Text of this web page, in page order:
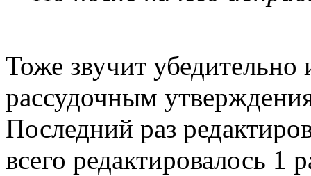
Тоже звучит
рассудочным
Последний раз
всего редактировалось 1